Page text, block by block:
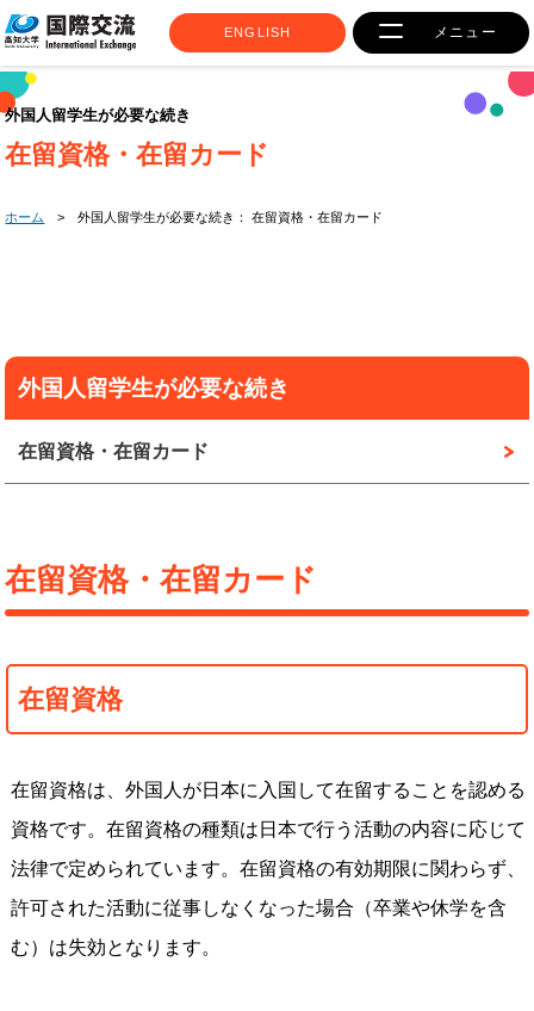
ENGLISH メニュー
外国人留学生が必要な続き
在留資格・在留カード
ホーム > 外国人留学生が必要な続き： 在留資格・在留カード
外国人留学生が必要な続き
在留資格・在留カード
在留資格・在留カード
在留資格
在留資格は、外国人が日本に入国して在留することを認める
資格です。在留資格の種類は日本で行う活動の内容に応じて
法律で定められています。在留資格の有効期限に関わらず、
許可された活動に従事しなくなった場合（卒業や休学を含
む）は失効となります。